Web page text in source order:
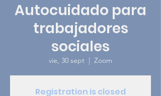
Autocuidado para
trabajadores
sociales
vie, 30 sept
  |
Zoom
Registration is closed